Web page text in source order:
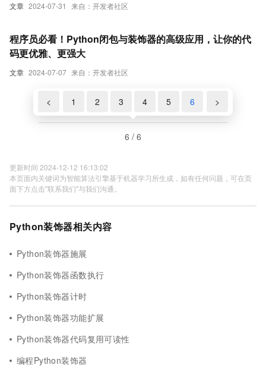
文章 2024-07-31 来自：开发者社区
文章 2024-07-07 来自：开发者社区
程序员必看！Python闭包与装饰器的高级应用，让你的代
码更优雅、更强大
< 1 2 3 4 5 6 >
6 / 6
更新时间 2024-12-12 16:13:02
本页面内关键词为智能算法引擎基于机器学习所生成，如有任何问题，可在页
面下方点击"联系我们"与我们沟通。
Python装饰器相关内容
Python装饰器施展
Python装饰器函数执行
Python装饰器计时
Python装饰器功能扩展
Python装饰器代码复用可读性
编程Python装饰器